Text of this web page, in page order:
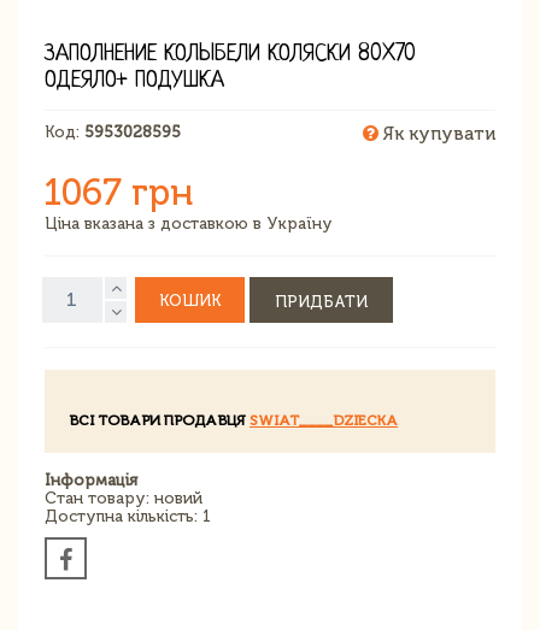
ЗАПОЛНЕНИЕ КОЛЫБЕЛИ КОЛЯСКИ 80X70
ОДЕЯЛО+ ПОДУШКА
Код: 5953028595 Як купувати
1067 грн
Ціна вказана з доставкою в Україну
КОШИК ПРИДБАТИ
ВСІ ТОВАРИ ПРОДАВЦЯ SWIAT____DZIECKA
Інформація
Стан товару: новий
Доступна кількість: 1